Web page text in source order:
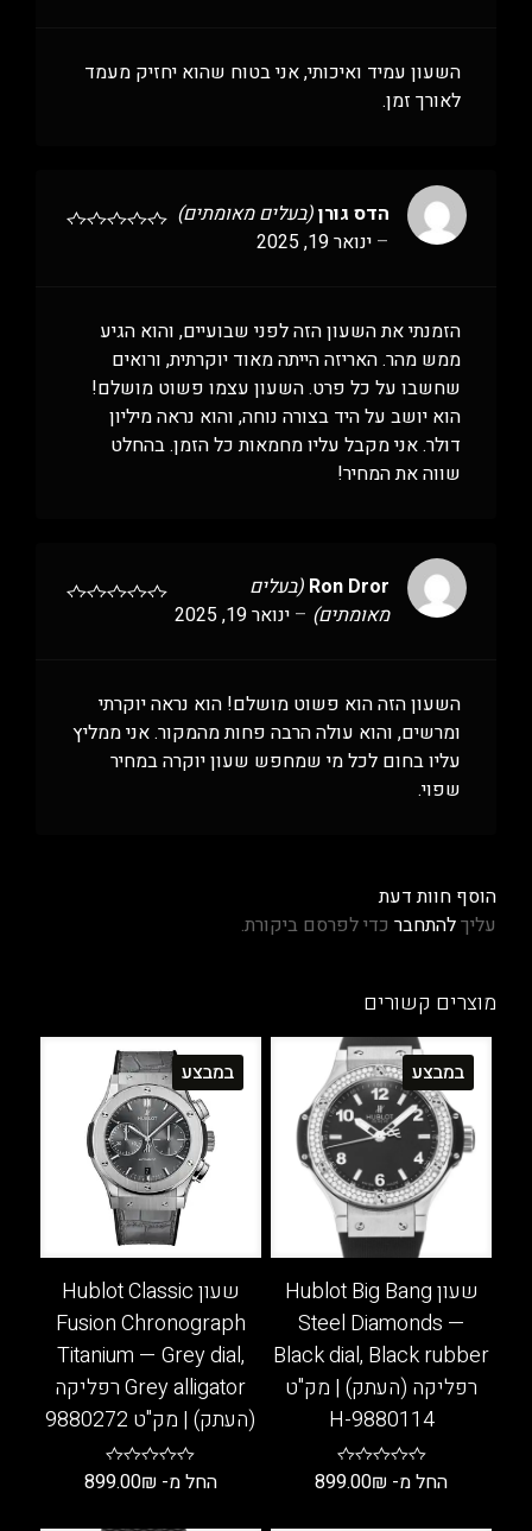
השעון עמיד ואיכותי, אני בטוח שהוא יחזיק מעמד
לאורך זמן.
הדס גורן(בעלים מאומתים)
– ינואר 19, 2025
הזמנתי את השעון הזה לפני שבועיים, והוא הגיע
ממש מהר. האריזה הייתה מאוד יוקרתית, ורואים
שחשבו על כל פרט. השעון עצמו פשוט מושלם!
הוא יושב על היד בצורה נוחה, והוא נראה מיליון
דולר. אני מקבל עליו מחמאות כל הזמן. בהחלט
שווה את המחיר!
Ron Dror (בעלים
מאומתים) – ינואר 19, 2025
השעון הזה הוא פשוט מושלם! הוא נראה יוקרתי
ומרשים, והוא עולה הרבה פחות מהמקור. אני ממליץ
עליו בחום לכל מי שמחפש שעון יוקרה במחיר
שפוי.
הוסף חוות דעת
עליךלהתחבר כדי לפרסם ביקורת.
מוצרים קשורים
במבצע
שעון Hublot Big Bang
Steel Diamonds —
Black dial, Black rubber
רפליקה (העתק) | מק"ט
9880114-H
החל מ- 899.00₪
במבצע
שעון Hublot Classic
Fusion Chronograph
Titanium — Grey dial,
Grey alligator רפליקה
(העתק) | מק"ט 9880272
החל מ- 899.00₪